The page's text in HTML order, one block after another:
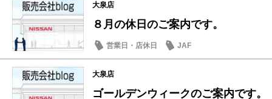
大泉店
８月の休日のご案内です。
営業日・店休日 JAF
大泉店
ゴールデンウィークのご案内です。